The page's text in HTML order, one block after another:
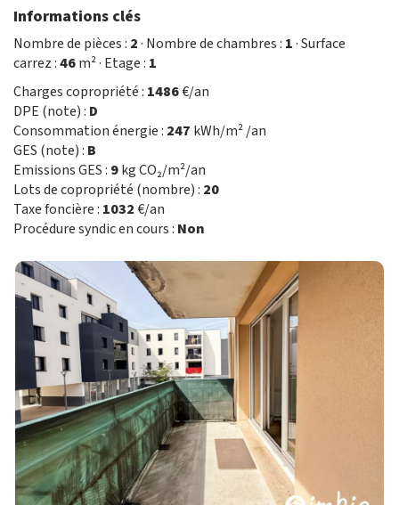
Informations clés
Nombre de pièces : 2· Nombre de chambres : 1· Surface
carrez :46m² · Etage : 1
Charges copropriété : 1486€/an
DPE (note) : D
Consommation énergie : 247 kWh/m² /an
GES (note) : B
Emissions GES : 9kg CO₂/m²/an
Lots de copropriété (nombre) : 20
Taxe foncière : 1032€/an
Procédure syndic en cours : Non